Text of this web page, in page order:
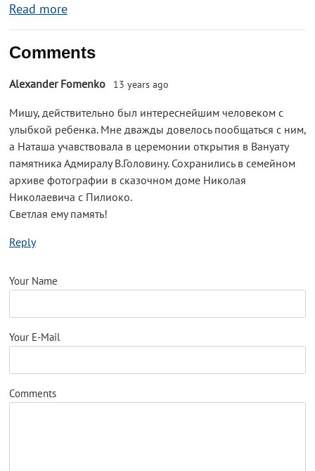
Read more
Comments
Alexander Fomenko 13 years ago
Мишу, действительно был интереснейшим человеком с
улыбкой ребенка. Мне дважды довелось пообщаться с ним,
а Наташа учавствовала в церемонии открытия в Вануату
памятника Адмиралу В.Головину. Сохранились в семейном
архиве фотографии в сказочном доме Николая
Николаевича с Пилиоко.
Светлая ему память!
Reply
Your Name
Your E-Mail
Comments